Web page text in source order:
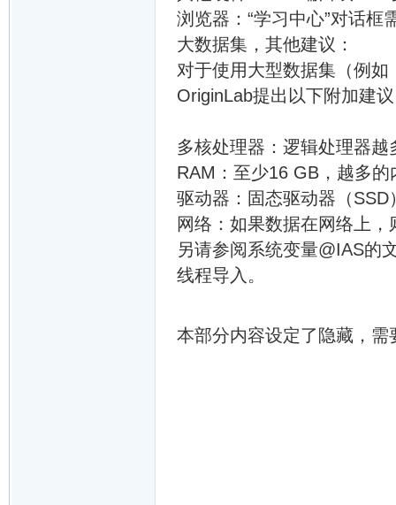
浏览器：“学习中心”对话
大数据集，其他建议：
对于使用大型数据集（例
OriginLab提出以下附加建
多核处理器：逻辑处理器越
RAM：至少16 GB，越多的
驱动器：固态驱动器（SSD
网络：如果数据在网络上
另请参阅系统变量@IAS的
线程导入。
本部分内容设定了隐藏，需